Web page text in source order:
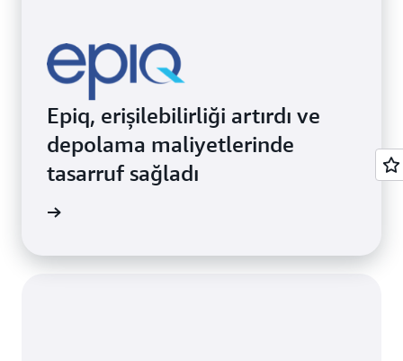
Epiq, erişilebilirliği artırdı ve
depolama maliyetlerinde
tasarruf sağladı